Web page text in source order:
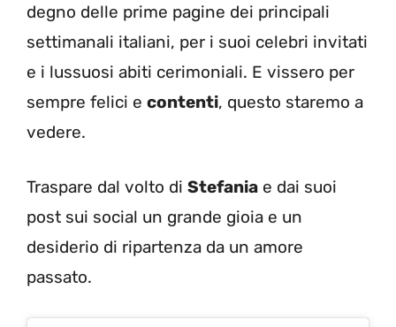
degno delle prime pagine dei principali
settimanali italiani, per i suoi celebri invitati
e i lussuosi abiti cerimoniali. E vissero per
sempre felici e contenti, questo staremo a
vedere.
Traspare dal volto di Stefania e dai suoi
post sui social un grande gioia e un
desiderio di ripartenza da un amore
passato.